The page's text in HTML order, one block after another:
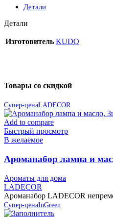
Детали
Детали
Изготовитель KUDO
Товары со скидкой
Супер-ценаLADECOR
Add to compare
Быстрый просмотр
В желаемое
Ароманабор лампа и
Ароматы для дома
LADECOR
Ароманабор LADECOR
Супер-ценаInGreen